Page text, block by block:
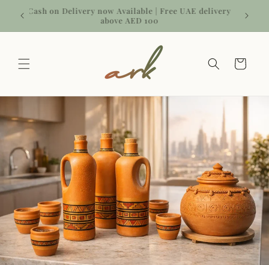
Skip to
content
Cash on Delivery now Available | Free UAE delivery
above AED 100
Cart